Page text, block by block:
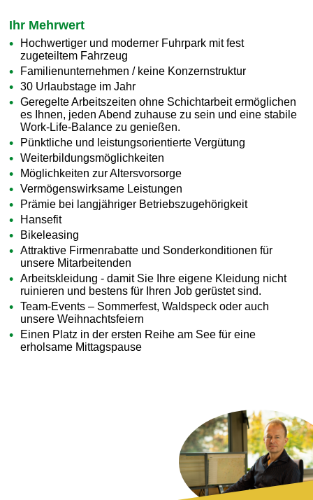
Ihr Mehrwert
Hochwertiger und moderner Fuhrpark mit fest
zugeteiltem Fahrzeug
Familienunternehmen / keine Konzernstruktur
30 Urlaubstage im Jahr
Geregelte Arbeitszeiten ohne Schichtarbeit ermöglichen
es Ihnen, jeden Abend zuhause zu sein und eine stabile
Work-Life-Balance zu genießen.
Pünktliche und leistungsorientierte Vergütung
Weiterbildungsmöglichkeiten
Möglichkeiten zur Altersvorsorge
Vermögenswirksame Leistungen
Prämie bei langjähriger Betriebszugehörigkeit
Hansefit
Bikeleasing
Attraktive Firmenrabatte und Sonderkonditionen für
unsere Mitarbeitenden
Arbeitskleidung - damit Sie Ihre eigene Kleidung nicht
ruinieren und bestens für Ihren Job gerüstet sind.
Team-Events – Sommerfest, Waldspeck oder auch
unsere Weihnachtsfeiern
Einen Platz in der ersten Reihe am See für eine
erholsame Mittagspause